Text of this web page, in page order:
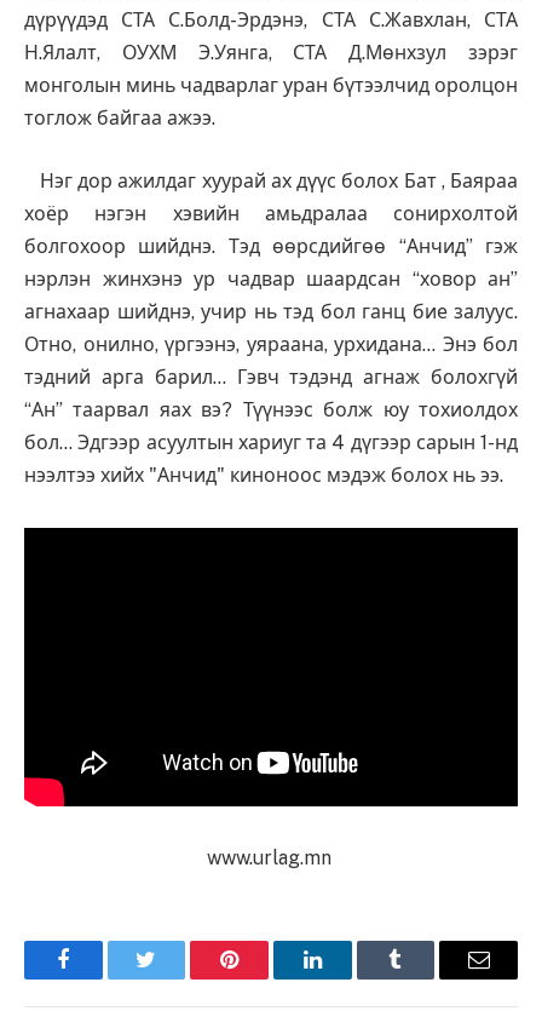
дүрүүдэд СТА С.Болд-Эрдэнэ, СТА С.Жавхлан, СТА
Н.Ялалт, ОУХМ Э.Уянга, СТА Д.Мөнхзул зэрэг
монголын минь чадварлаг уран бүтээлчид оролцон
тоглож байгаа ажээ.
Нэг дор ажилдаг хуурай ах дүүс болох Бат , Баяраа
хоёр нэгэн хэвийн амьдралаа сонирхолтой
болгохоор шийднэ. Тэд өөрсдийгөө “Анчид” гэж
нэрлэн жинхэнэ ур чадвар шаардсан “ховор ан”
агнахаар шийднэ, учир нь тэд бол ганц бие залуус.
Отно, онилно, үргээнэ, уяраана, урхидана… Энэ бол
тэдний арга барил… Гэвч тэдэнд агнаж болохгүй
“Ан” таарвал яах вэ? Түүнээс болж юу тохиолдох
бол… Эдгээр асуултын хариуг та 4 дүгээр сарын 1-нд
нээлтээ хийх "Анчид" киноноос мэдэж болох нь ээ.
www.urlag.mn
FacebookTwitter Pinterest LinkedInTumblr Имэйл